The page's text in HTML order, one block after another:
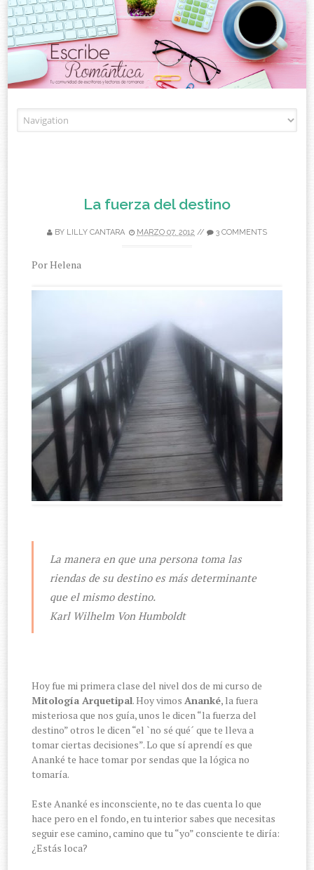
La fuerza del destino
BY LILLY CANTARA MARZO 07, 2012 // 3 COMMENTS
Por Helena
La manera en que una persona toma las
riendas de su destino es más determinante
que el mismo destino.
Karl Wilhelm Von Humboldt
Hoy fue mi primera clase del nivel dos de mi curso de
Mitología Arquetipal. Hoy vimosAnanké, la fuera
misteriosa que nos guía, unos le dicen “la fuerza del
destino” otros le dicen “el `no sé qué´ que te lleva a
tomar ciertas decisiones”. Lo que sí aprendí es que
Ananké te hace tomar por sendas que la lógica no
tomaría.
Este Ananké es inconsciente, no te das cuenta lo que
hace pero en el fondo, en tu interior sabes que necesitas
seguir ese camino, camino que tu “yo” consciente te diría:
¿Estás loca?